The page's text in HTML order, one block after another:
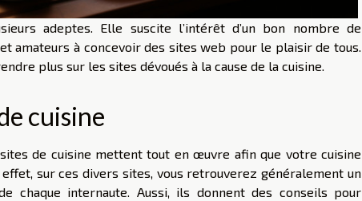
adeptes. Elle suscite l’intérêt d’un bon nombre de
amateurs à concevoir des sites web pour le plaisir de tous.
plus sur les sites dévoués à la cause de la cuisine.
cuisine
de cuisine mettent tout en œuvre afin que votre cuisine
sur ces divers sites, vous retrouverez généralement un
chaque internaute. Aussi, ils donnent des conseils pour